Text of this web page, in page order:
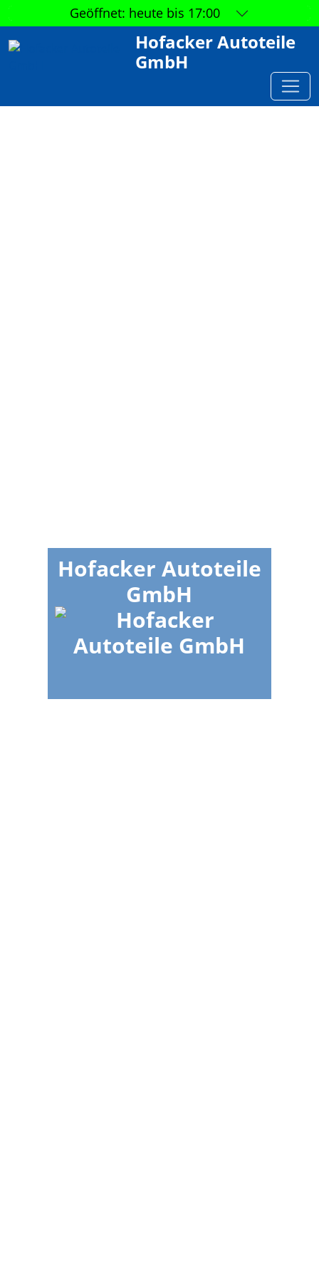
Geöffnet: heute bis 17:00
Hofacker Autoteile
GmbH
Hofacker Autoteile
GmbH